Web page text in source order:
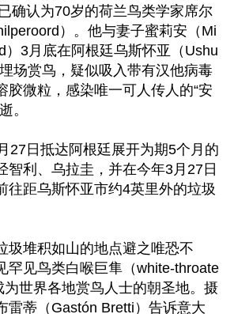
确认为70岁的荷兰鸟类学家席尔
）。他与妻子蜜莉安（Mi
）3月底在阿根廷乌斯怀亚（Ushu
场赏鸟，疑似吸入带有汉他病毒
胶微粒，感染唯一可人传人的“安
。
27日抵达阿根廷展开为期5个月的
智利、乌拉圭，并在今年3月27日
往距乌斯怀亚市约4英里外的垃圾
圾堆积如山的地点避之唯恐不
罕见鸟类白喉巨隼（white-throate
世界各地赏鸟人士的朝圣地。摄
雷蒂（Gastón Bretti）告诉意大